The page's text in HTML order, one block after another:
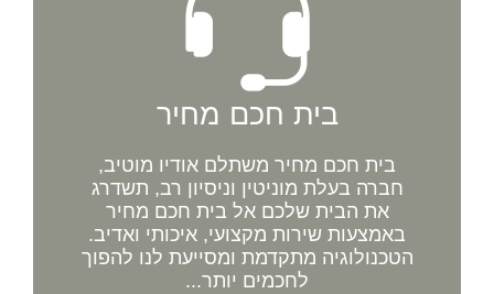
בית חכם מחיר
בית חכם מחיר משתלם אודיו מוטיב,
חברה בעלת מוניטין וניסיון רב, תשדרג
את הבית שלכם אל בית חכם מחיר
באמצעות שירות מקצועי, איכותי ואדיב.
הטכנולוגיה מתקדמת ומסייעת לנו להפוך
לחכמים יותר...